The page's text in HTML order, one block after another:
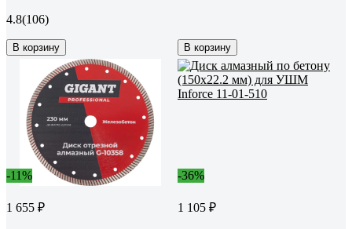
4.8(106)
В корзину В корзину
-11%
1 655 ₽
-36%
1 105 ₽